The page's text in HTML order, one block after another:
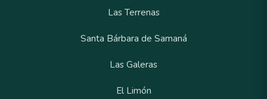
Las Terrenas
Santa Bárbara de Samaná
Las Galeras
El Limón